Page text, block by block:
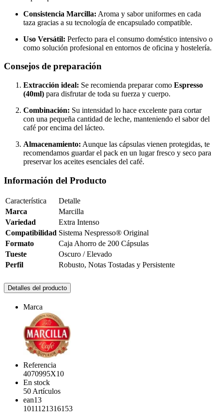
Consistencia Marcilla: Aroma y sabor uniformes en cada
taza gracias a su tecnología de encapsulado compatible.
Uso Versátil: Perfecto para el consumo doméstico intensivo o
como solución profesional en entornos de oficina y hostelería.
Consejos de preparación
Extracción ideal: Se recomienda preparar como Espresso
(40ml) para disfrutar de toda su fuerza y cuerpo.
Combinación: Su intensidad lo hace excelente para cortar
con una pequeña cantidad de leche, manteniendo el sabor del
café por encima del lácteo.
Almacenamiento: Aunque las cápsulas vienen protegidas, te
recomendamos guardar el pack en un lugar fresco y seco para
preservar los aceites esenciales del café.
Información del Producto
Característica
Detalle
Marca
Marcilla
Variedad
Extra Intenso
Compatibilidad Sistema Nespresso® Original
Formato
Caja Ahorro de 200 Cápsulas
Tueste
Oscuro / Elevado
Perfil
Robusto, Notas Tostadas y Persistente
Detalles del producto
Marca
Referencia
4070995X10
En stock
50 Artículos
ean13
1011121316153